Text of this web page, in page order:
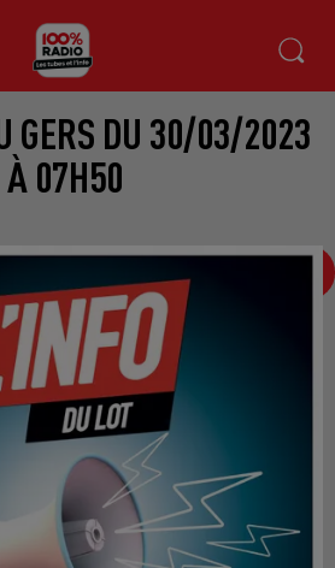
GERS DU 30/03/2023
À 07H50